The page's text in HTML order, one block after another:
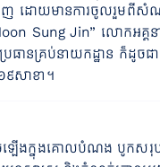
េញ ដោយមានការចូលរួមពីសំ
Sung Jin” លោកអគ្គ
ធានគ្រប់នាយកដ្ឋាន ក៏ដូចជ
៩សាខា។
បចំឡើងក្នុងគោលបំណង បូកសរុ